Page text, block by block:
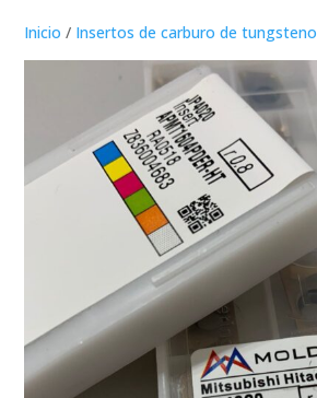
Inicio / Insertos de carburo de tungsteno